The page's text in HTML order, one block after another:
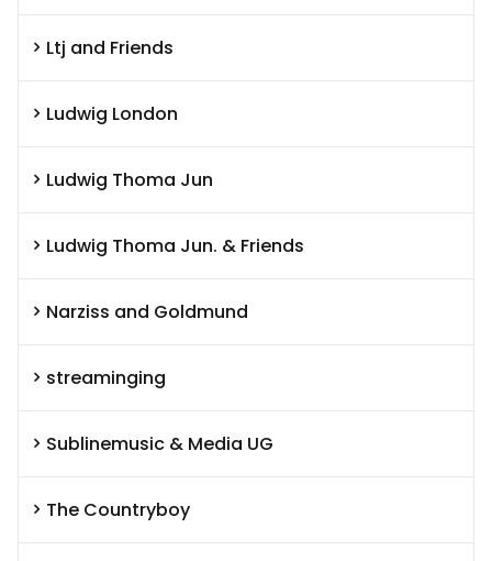
Ltj and Friends
Ludwig London
Ludwig Thoma Jun
Ludwig Thoma Jun. & Friends
Narziss and Goldmund
streaminging
Sublinemusic & Media UG
The Countryboy